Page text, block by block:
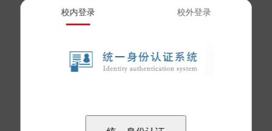
校内登录 校外登录